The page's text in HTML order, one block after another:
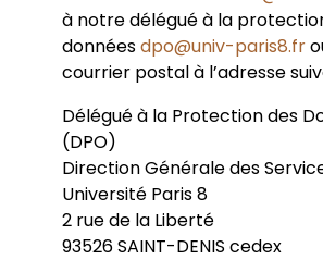
à notre délégué à la
donnéesdpo@univ-paris8.fr
courrier postal à l’adresse
Délégué à la Protection des
(DPO)
Direction Générale des
Université Paris 8
2 rue de la Liberté
93526 SAINT-DENIS cedex